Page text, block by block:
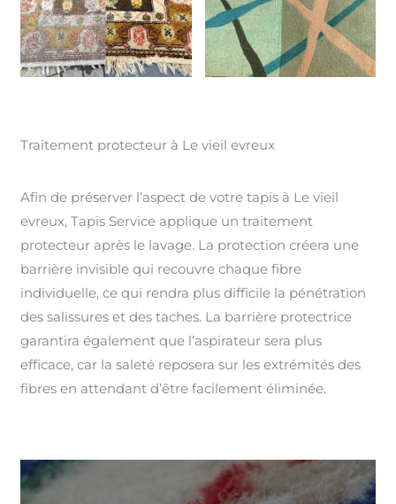
Traitement protecteur à Le vieil evreux
Afin de préserver l’aspect de votre tapis à Le vieil
evreux, Tapis Service applique un traitement
protecteur après le lavage. La protection créera une
barrière invisible qui recouvre chaque fibre
individuelle, ce qui rendra plus difficile la pénétration
des salissures et des taches. La barrière protectrice
garantira également que l’aspirateur sera plus
efficace, car la saleté reposera sur les extrémités des
fibres en attendant d’être facilement éliminée.